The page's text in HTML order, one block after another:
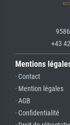
+43
Mentions
· Contact
· Mention légales
· AGB
· Confidentialité